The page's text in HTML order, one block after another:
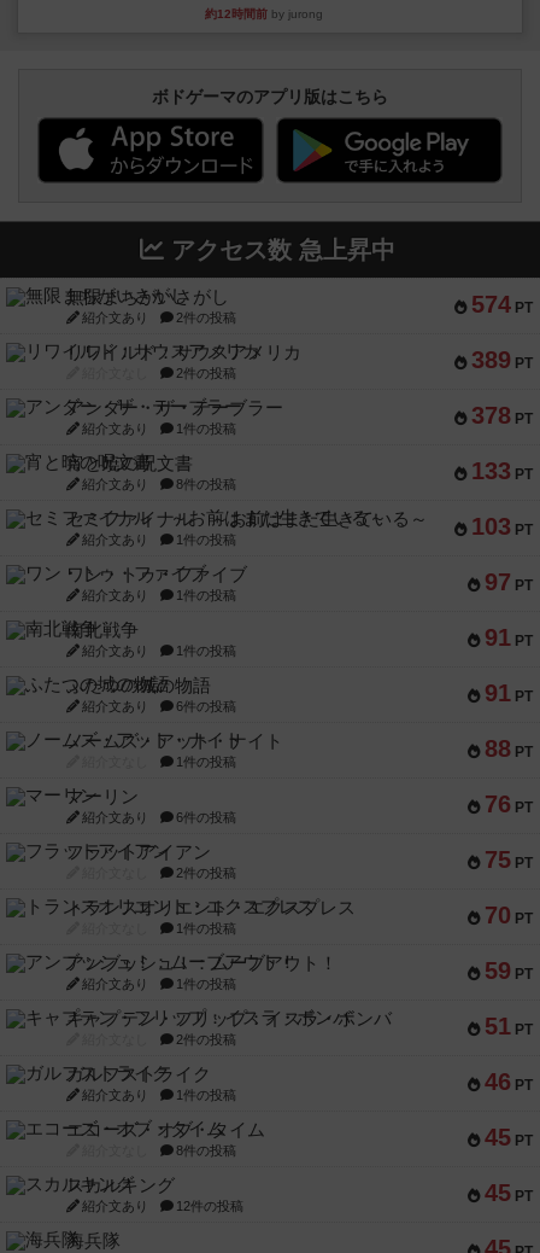
約12時間前 by jurong
ボドゲーマのアプリ版はこちら
アクセス数 急上昇中
574 PT
無限まちがいさがし
紹介文あり 2件の投稿
389 PT
リワイルド：サウスアメリカ
2件の投稿
378 PT
アンダー・ザ・テーブラー
紹介文あり 1件の投稿
133 PT
宵と暁の呪文書
紹介文あり 8件の投稿
103 PT
セミファイナル ～お前はまだ生きている～
紹介文あり 1件の投稿
97 PT
ワン・トゥ・ファイブ
紹介文あり 1件の投稿
91 PT
南北戦争
紹介文あり 1件の投稿
91 PT
ふたつの城の物語
紹介文あり 6件の投稿
88 PT
ノームズ・アット・ナイト
1件の投稿
76 PT
マーリン
紹介文あり 6件の投稿
75 PT
フラットアイアン
2件の投稿
70 PT
トランスオリエント・エクスプレス
1件の投稿
59 PT
アンブッシュ！：ムーブアウト！
紹介文あり 1件の投稿
51 PT
キャプテン・フリップ：イスラ・ボンバ
2件の投稿
46 PT
ガルフストライク
紹介文あり 1件の投稿
45 PT
エコーズ・オブ・タイム
8件の投稿
45 PT
スカルキング
紹介文あり 12件の投稿
海兵隊